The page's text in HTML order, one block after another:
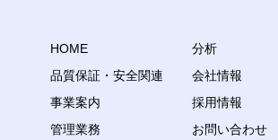
HOME
品質保証・安全関連
事業案内
管理業務
分析
会社情報
採用情報
お問い合わせ